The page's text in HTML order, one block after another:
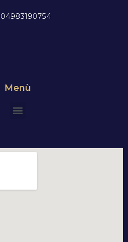
04983190754
Menù